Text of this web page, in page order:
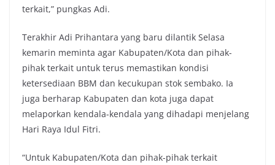
terkait,” pungkas Adi.
Terakhir Adi Prihantara yang baru dilantik Selasa
kemarin meminta agar Kabupaten/Kota dan pihak-
pihak terkait untuk terus memastikan kondisi
ketersediaan BBM dan kecukupan stok sembako. Ia
juga berharap Kabupaten dan kota juga dapat
melaporkan kendala-kendala yang dihadapi menjelang
Hari Raya Idul Fitri.
“Untuk Kabupaten/Kota dan pihak-pihak terkait